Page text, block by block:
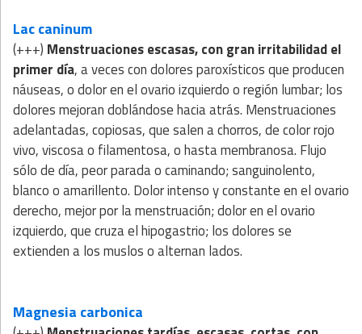
Lac caninum
(+++) Menstruaciones escasas, con gran irritabilidad el
primer día, a veces con dolores paroxísticos que producen
náuseas, o dolor en el ovario izquierdo o región lumbar; los
dolores mejoran doblándose hacia atrás. Menstruaciones
adelantadas, copiosas, que salen a chorros, de color rojo
vivo, viscosa o filamentosa, o hasta membranosa. Flujo
sólo de día, peor parada o caminando; sanguinolento,
blanco o amarillento. Dolor intenso y constante en el ovario
derecho, mejor por la menstruación; dolor en el ovario
izquierdo, que cruza el hipogastrio; los dolores se
extienden a los muslos o alternan lados.
Magnesia carbonica